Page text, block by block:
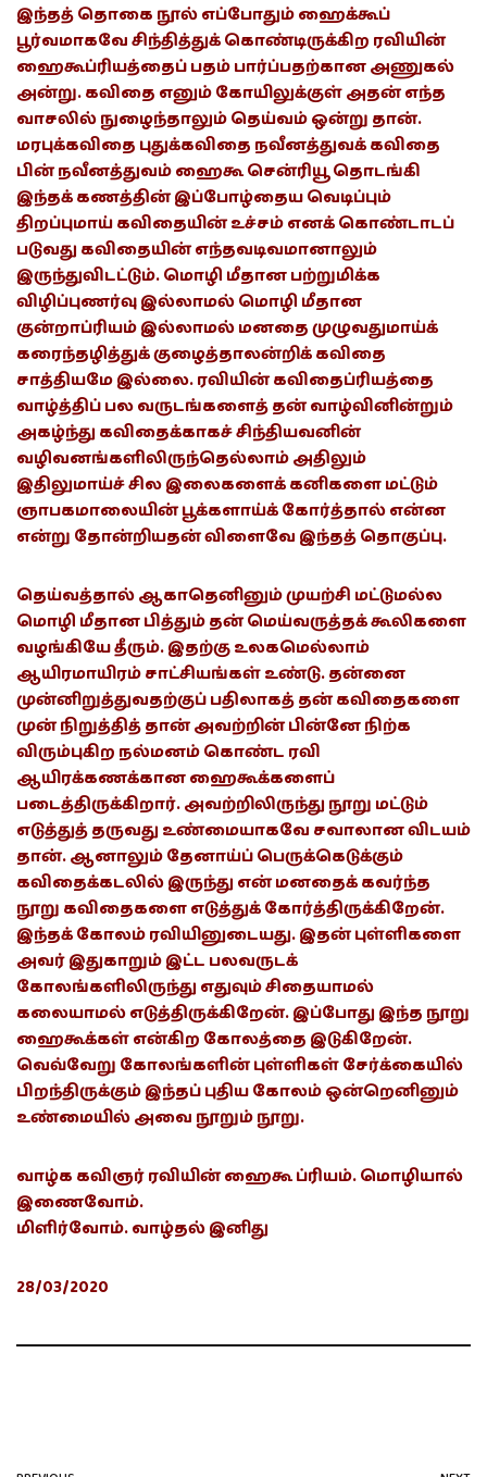
இந்தத் தொகை நூல் எப்போதும் ஹைக்கூப்
பூர்வமாகவே சிந்தித்துக் கொண்டிருக்கிற ரவியின்
ஹைகூப்ரியத்தைப் பதம் பார்ப்பதற்கான அணுகல்
அன்று. கவிதை எனும் கோயிலுக்குள் அதன் எந்த
வாசலில் நுழைந்தாலும் தெய்வம் ஒன்று தான்.
மரபுக்கவிதை புதுக்கவிதை நவீனத்துவக் கவிதை
பின் நவீனத்துவம் ஹைகூ சென்ரியூ தொடங்கி
இந்தக் கணத்தின் இப்போழ்தைய வெடிப்பும்
திறப்புமாய் கவிதையின் உச்சம் எனக் கொண்டாடப்
படுவது கவிதையின் எந்தவடிவமானாலும்
இருந்துவிடட்டும். மொழி மீதான பற்றுமிக்க
விழிப்புணர்வு இல்லாமல் மொழி மீதான
குன்றாப்ரியம் இல்லாமல் மனதை முழுவதுமாய்க்
கரைந்தழித்துக் குழைத்தாலன்றிக் கவிதை
சாத்தியமே இல்லை. ரவியின் கவிதைப்ரியத்தை
வாழ்த்திப் பல வருடங்களைத் தன் வாழ்வினின்றும்
அகழ்ந்து கவிதைக்காகச் சிந்தியவனின்
வழிவனங்களிலிருந்தெல்லாம் அதிலும்
இதிலுமாய்ச் சில இலைகளைக் கனிகளை மட்டும்
ஞாபகமாலையின் பூக்களாய்க் கோர்த்தால் என்ன
என்று தோன்றியதன் விளைவே இந்தத் தொகுப்பு.
தெய்வத்தால் ஆகாதெனினும் முயற்சி மட்டுமல்ல
மொழி மீதான பித்தும் தன் மெய்வருத்தக் கூலிகளை
வழங்கியே தீரும். இதற்கு உலகமெல்லாம்
ஆயிரமாயிரம் சாட்சியங்கள் உண்டு. தன்னை
முன்னிறுத்துவதற்குப் பதிலாகத் தன் கவிதைகளை
முன் நிறுத்தித் தான் அவற்றின் பின்னே நிற்க
விரும்புகிற நல்மனம் கொண்ட ரவி
ஆயிரக்கணக்கான ஹைகூக்களைப்
படைத்திருக்கிறார். அவற்றிலிருந்து நூறு மட்டும்
எடுத்துத் தருவது உண்மையாகவே சவாலான விடயம்
தான். ஆனாலும் தேனாய்ப் பெருக்கெடுக்கும்
கவிதைக்கடலில் இருந்து என் மனதைக் கவர்ந்த
நூறு கவிதைகளை எடுத்துக் கோர்த்திருக்கிறேன்.
இந்தக் கோலம் ரவியினுடையது. இதன் புள்ளிகளை
அவர் இதுகாறும் இட்ட பலவருடக்
கோலங்களிலிருந்து எதுவும் சிதையாமல்
கலையாமல் எடுத்திருக்கிறேன். இப்போது இந்த நூறு
ஹைகூக்கள் என்கிற கோலத்தை இடுகிறேன்.
வெவ்வேறு கோலங்களின் புள்ளிகள் சேர்க்கையில்
பிறந்திருக்கும் இந்தப் புதிய கோலம் ஒன்றெனினும்
உண்மையில் அவை நூறும் நூறு.
வாழ்க கவிஞர் ரவியின் ஹைகூ ப்ரியம். மொழியால்
இணைவோம்.
மிளிர்வோம். வாழ்தல் இனிது
28/03/2020